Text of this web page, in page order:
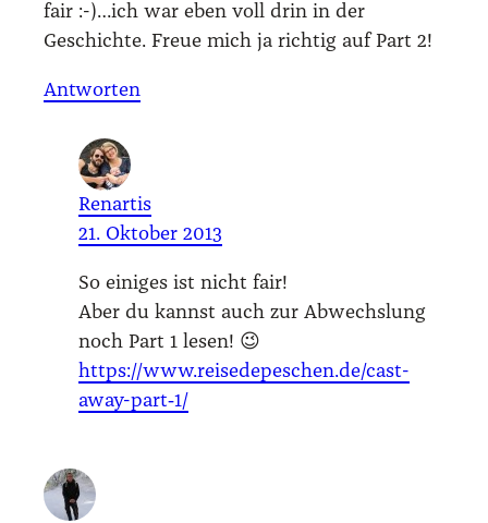
fair :-)…ich war eben voll drin in der
Geschich­te. Freue mich ja rich­tig auf Part 2!
Antworten
Renartis
21. Oktober 2013
So eini­ges ist nicht fair!
Aber du kannst auch zur Abwechs­lung
noch Part 1 lesen! 😉
https://www.reisedepeschen.de/cast-
away-part‑1/